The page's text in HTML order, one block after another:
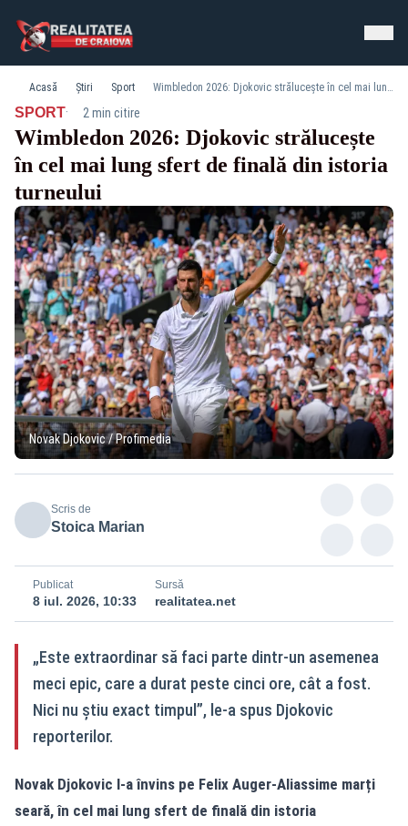
Acasă Știri Sport Wimbledon 2026: Djokovic strălucește în cel mai lung sfert de finală din istoria turneului
SPORT· 2 min citire
Wimbledon 2026: Djokovic strălucește
în cel mai lung sfert de finală din istoria
turneului
Novak Djokovic / Profimedia
Scris de
Stoica Marian
Publicat
8 iul. 2026, 10:33
Sursă
realitatea.net
„Este extraordinar să faci parte dintr-un asemenea
meci epic, care a durat peste cinci ore, cât a fost.
Nici nu știu exact timpul”, le-a spus Djokovic
reporterilor.
Novak Djokovic l-a învins pe Felix Auger-Aliassime marți
seară, în cel mai lung sfert de finală din istoria